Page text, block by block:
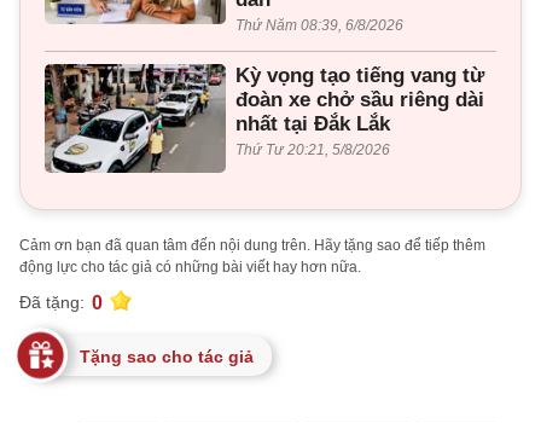
Thứ Năm 08:39, 6/8/2026
Kỳ vọng tạo tiếng vang từ
đoàn xe chở sầu riêng dài
nhất tại Đắk Lắk
Thứ Tư 20:21, 5/8/2026
Cảm ơn bạn đã quan tâm đến nội dung trên. Hãy tặng sao để tiếp thêm
động lực cho tác giả có những bài viết hay hơn nữa.
Đã tặng: 0
Tặng sao cho tác giả